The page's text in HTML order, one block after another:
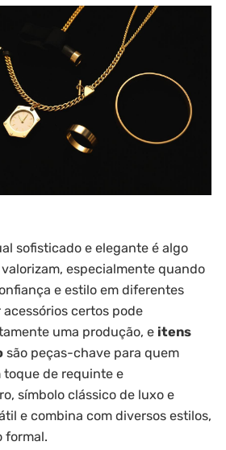
sofisticado e elegante é algo
especialmente quando
e estilo em diferentes
certos pode
uma produção, e itens
são peças-chave para quem
toque de requinte e
símbolo clássico de luxo e
e combina com diversos estilos,
formal.